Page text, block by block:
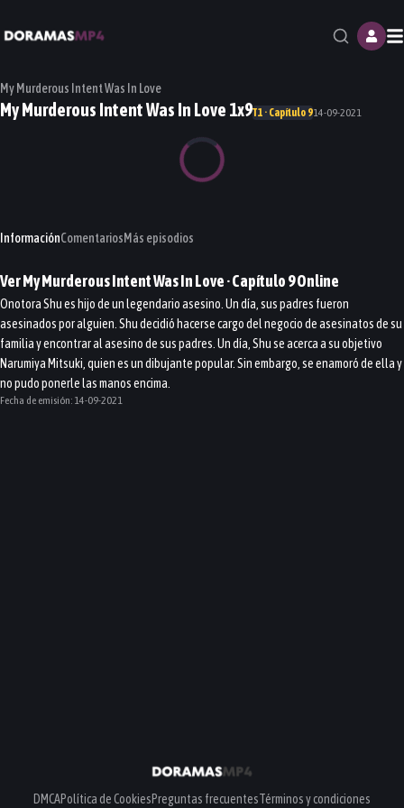
My Murderous Intent Was In Love
My Murderous Intent Was In Love 1x9T1 · Capítulo 914-09-2021
InformaciónComentariosMás episodios
VerMy Murderous Intent Was In Love· Capítulo9Online
Onotora Shu es hijo de un legendario asesino. Un día, sus padres fueron
asesinados por alguien. Shu decidió hacerse cargo del negocio de asesinatos de su
familia y encontrar al asesino de sus padres. Un día, Shu se acerca a su objetivo
Narumiya Mitsuki, quien es un dibujante popular. Sin embargo, se enamoró de ella y
no pudo ponerle las manos encima.
Fecha de emisión: 14-09-2021
DMCAPolítica de CookiesPreguntas frecuentesTérminos y condiciones